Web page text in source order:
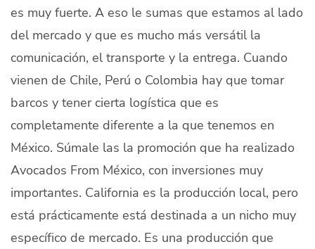
es muy fuerte. A eso le sumas que estamos al lado
del mercado y que es mucho más versátil la
comunicación, el transporte y la entrega. Cuando
vienen de Chile, Perú o Colombia hay que tomar
barcos y tener cierta logística que es
completamente diferente a la que tenemos en
México. Súmale las la promoción que ha realizado
Avocados From México, con inversiones muy
importantes. California es la producción local, pero
está prácticamente está destinada a un nicho muy
específico de mercado. Es una producción que